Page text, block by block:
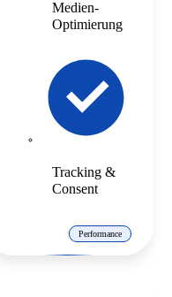
Medien-
Optimierung
Tracking &
Consent
Performance